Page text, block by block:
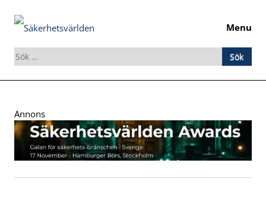
Menu
Sök
efter:
to
content
Annons